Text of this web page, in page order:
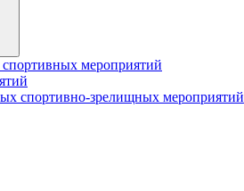
мероприятий
спортивно-зрелищных мероприятий